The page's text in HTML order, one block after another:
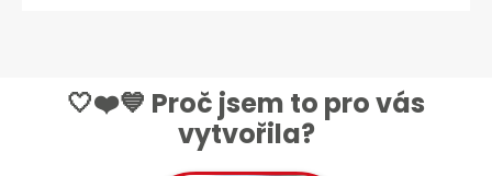
🤍❤️💙 Proč jsem to pro vás
vytvořila?